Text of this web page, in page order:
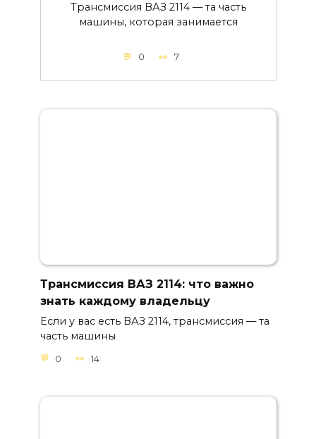
Трансмиссия ВАЗ 2114 — та часть
машины, которая занимается
0 7
Трансмиссия ВАЗ 2114: что важно
знать каждому владельцу
Если у вас есть ВАЗ 2114, трансмиссия — та
часть машины
0 14